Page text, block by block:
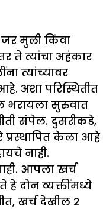
मुली किंवा
ते त्यांचा अहंकार
त्यांच्यावर
अशा परिस्थितीत
भरायला सुरुवात
संपेल. दुसरीकडे,
प्रस्थापित केला आहे
नाही.
आपला खर्च
दोन व्यक्तींमध्ये
खर्च देखील 2